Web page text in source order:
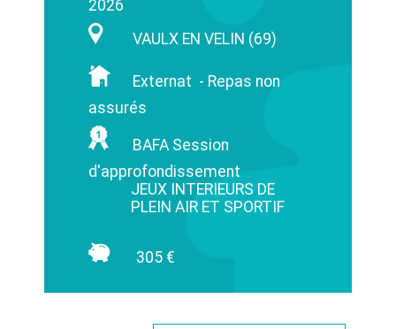
2026
VAULX EN VELIN (69)
Externat - Repas non
assurés
BAFA Session
d'approfondissement
JEUX INTERIEURS DE
PLEIN AIR ET SPORTIF
305 €